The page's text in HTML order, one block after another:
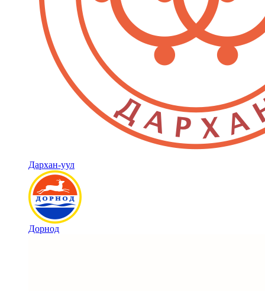
Дархан-уул
Дорнод